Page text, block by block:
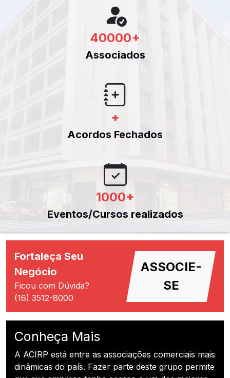
40000+
Associados
+
Acordos Fechados
1000+
Eventos/Cursos realizados
Fortaleça Seu
Negócio
Ficou com Dúvida?
(16) 3512-8000
ASSOCIE-
SE
Conheça Mais
A ACIRP está entre as associações comerciais mais
dinâmicas do país. Fazer parte deste grupo permite